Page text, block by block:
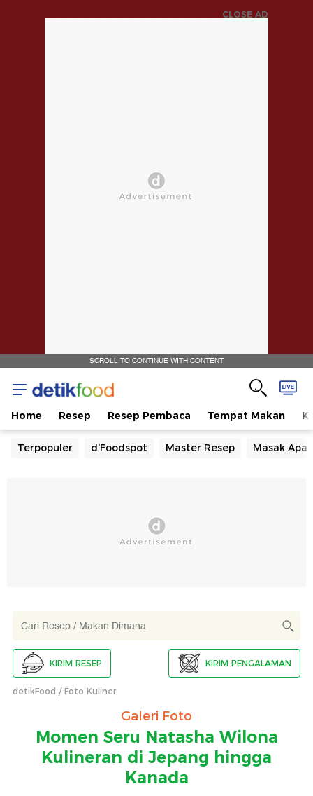
CLOSE AD
SCROLL TO CONTINUE WITH CONTENT
Home Resep Resep Pembaca Tempat Makan
Terpopuler d'Foodspot Master Resep Masak Apa
KIRIM RESEP KIRIM PENGALAMAN
detikFood Foto Kuliner
Galeri Foto
Momen Seru Natasha Wilona
Kulineran di Jepang hingga
Kanada